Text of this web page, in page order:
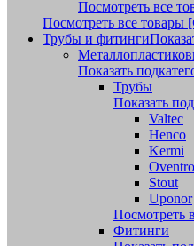
Посмотреть все
Посмотреть все товары
Трубы и фитинги
Показать
Трубы
Показать
Valtec
Henco
Kermi
Stout
Uponor
Посмотреть
Фитинги